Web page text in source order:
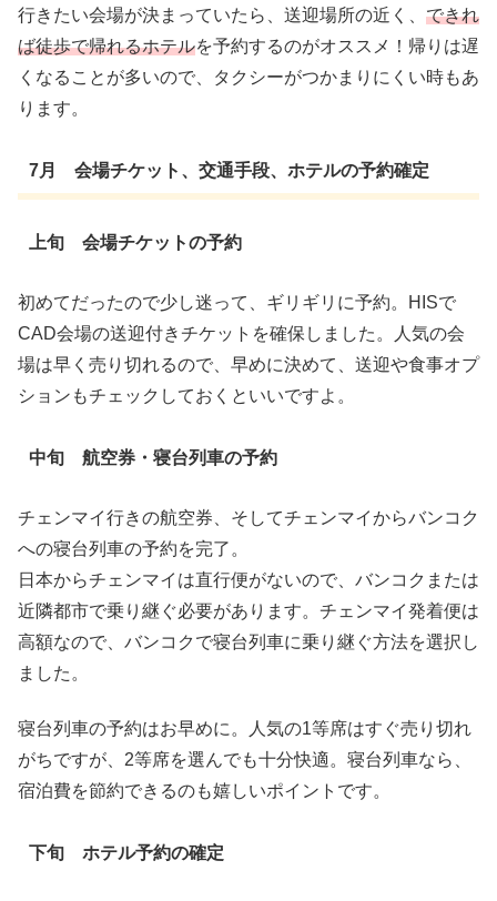
行きたい会場が決まっていたら、送迎場所の近く、 できれ
ば徒歩で帰れるホテルを予約するのがオススメ！帰りは遅
くなることが多いので、タクシーがつかまりにくい時もあ
ります。
7月 会場チケット、交通手段、ホテルの予約確定
上旬 会場チケットの予約
初めてだったので少し迷って、ギリギリに予約。HISで
CAD会場の送迎付きチケットを確保しました。人気の会
場は早く売り切れるので、早めに決めて、送迎や食事オプ
ションもチェックしておくといいですよ。
中旬 航空券・寝台列車の予約
チェンマイ行きの航空券、そしてチェンマイからバンコク
への寝台列車の予約を完了。
日本からチェンマイは直行便がないので、バンコクまたは
近隣都市で乗り継ぐ必要があります。チェンマイ発着便は
高額なので、バンコクで寝台列車に乗り継ぐ方法を選択し
ました。
寝台列車の予約はお早めに。人気の1等席はすぐ売り切れ
がちですが、2等席を選んでも十分快適。寝台列車なら、
宿泊費を節約できるのも嬉しいポイントです。
下旬 ホテル予約の確定